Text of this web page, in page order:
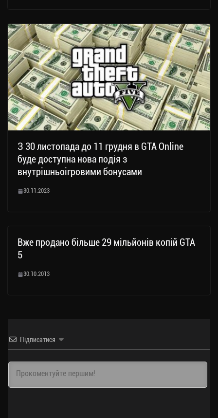
З 30 листопада до 11 грудня в GTA Online
буде доступна нова подія з
внутрішньоігровими бонусами
30.11.2023
Вже продано більше 29 мільйонів копій GTA
5
30.10.2013
Підписатися